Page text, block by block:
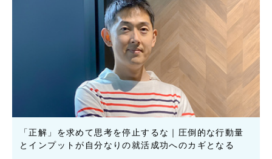
「正解」を求めて思考を停止するな｜圧倒的な行動量
とインプットが自分なりの就活成功へのカギとなる